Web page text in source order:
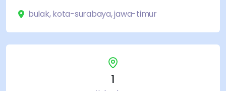
bulak,kota-surabaya,jawa-timur
1